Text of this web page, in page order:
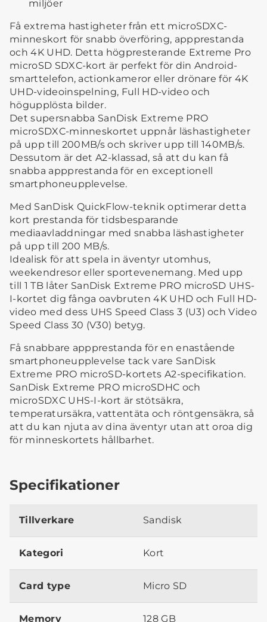
miljöer
Få extrema hastigheter från ett microSDXC-
minneskort för snabb överföring, appprestanda
och 4K UHD. Detta högpresterande Extreme Pro
microSD SDXC-kort är perfekt för din Android-
smarttelefon, actionkameror eller drönare för 4K
UHD-videoinspelning, Full HD-video och
högupplösta bilder.
Det supersnabba SanDisk Extreme PRO
microSDXC-minneskortet uppnår läshastigheter
på upp till 200MB/s och skriver upp till 140MB/s.
Dessutom är det A2-klassad, så att du kan få
snabba appprestanda för en exceptionell
smartphoneupplevelse.
Med SanDisk QuickFlow-teknik optimerar detta
kort prestanda för tidsbesparande
mediaavladdningar med snabba läshastigheter
på upp till 200 MB/s.
Idealisk för att spela in äventyr utomhus,
weekendresor eller sportevenemang. Med upp
till 1 TB låter SanDisk Extreme PRO microSD UHS-
I-kortet dig fånga oavbruten 4K UHD och Full HD-
video med dess UHS Speed ​​Class 3 (U3) och Video
Speed ​​Class 30 (V30) betyg.
Få snabbare appprestanda för en enastående
smartphoneupplevelse tack vare SanDisk
Extreme PRO microSD-kortets A2-specifikation.
SanDisk Extreme PRO microSDHC och
microSDXC UHS-I-kort är stötsäkra,
temperatursäkra, vattentäta och röntgensäkra, så
att du kan njuta av dina äventyr utan att oroa dig
för minneskortets hållbarhet.
Specifikationer
Tillverkare Sandisk
Kategori Kort
Card type Micro SD
Memory 128 GB